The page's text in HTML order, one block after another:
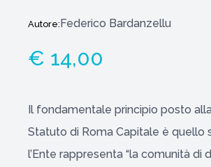
Autore:Federico Bardanzellu
€ 14,00
Il fondamentale principio posto
Statuto di Roma Capitale è quello
l’Ente rappresenta “la comunità di